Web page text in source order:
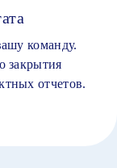
команду.
закрытия
отчетов.